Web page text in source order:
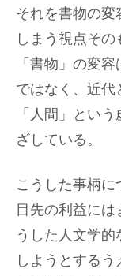
それを書物の変
しまう視点その
「書物」の変
ではなく、近代
「人間」とい
ざしている。
こうした事柄に
目先の利益には
うした人文学
しようとする